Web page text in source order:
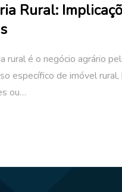
Rural:
rural é o negócio agrário
específico de imóvel
ou…